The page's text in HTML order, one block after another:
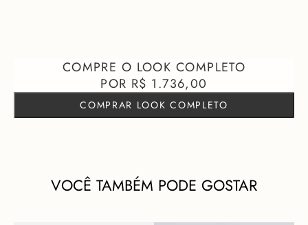
R$ 1.736,00
COMPRAR LOOK COMPLETO
VOCÊ TAMBÉM PODE GOSTAR